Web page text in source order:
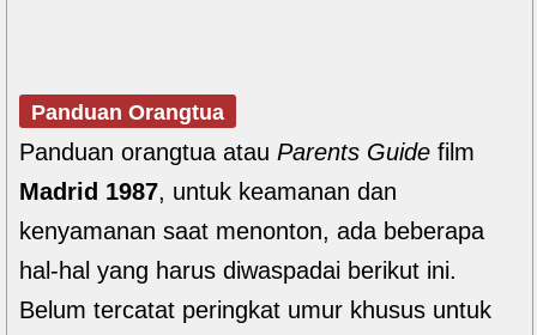
Panduan Orangtua
Panduan orangtua atau Parents Guide film
Madrid 1987, untuk keamanan dan
kenyamanan saat menonton, ada beberapa
hal-hal yang harus diwaspadai berikut ini.
Belum tercatat peringkat umur khusus untuk